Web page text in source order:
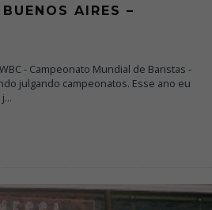
AIRES –
- Campeonato Mundial de Baristas -
julgando campeonatos. Esse ano eu
...